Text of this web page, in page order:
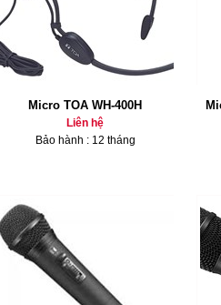
Micro TOA WH-400H
Liên hệ
Bảo hành : 12 tháng